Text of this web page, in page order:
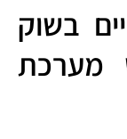
בשוק
מערכת